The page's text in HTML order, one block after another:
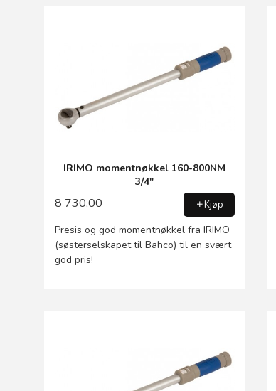
IRIMO momentnøkkel 160-800NM
3/4"
8 730,00 Kjøp
Presis og god momentnøkkel fra IRIMO
(søsterselskapet til Bahco) til en svært
god pris!